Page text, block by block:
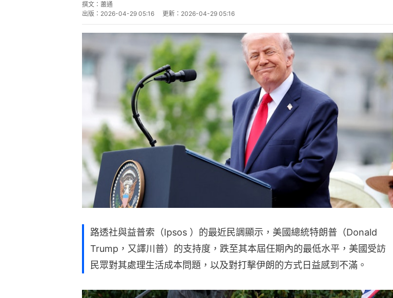
撰文： 蕭通
出版： 2026-04-29 05:16 更新： 2026-04-29 05:16
路透社與益普索（Ipsos ）的最近民調顯示，美國總統特朗普（Donald
Trump，又譯川普）的支持度，跌至其本屆任期內的最低水平，美國受訪
民眾對其處理生活成本問題，以及對打擊伊朗的方式日益感到不滿。